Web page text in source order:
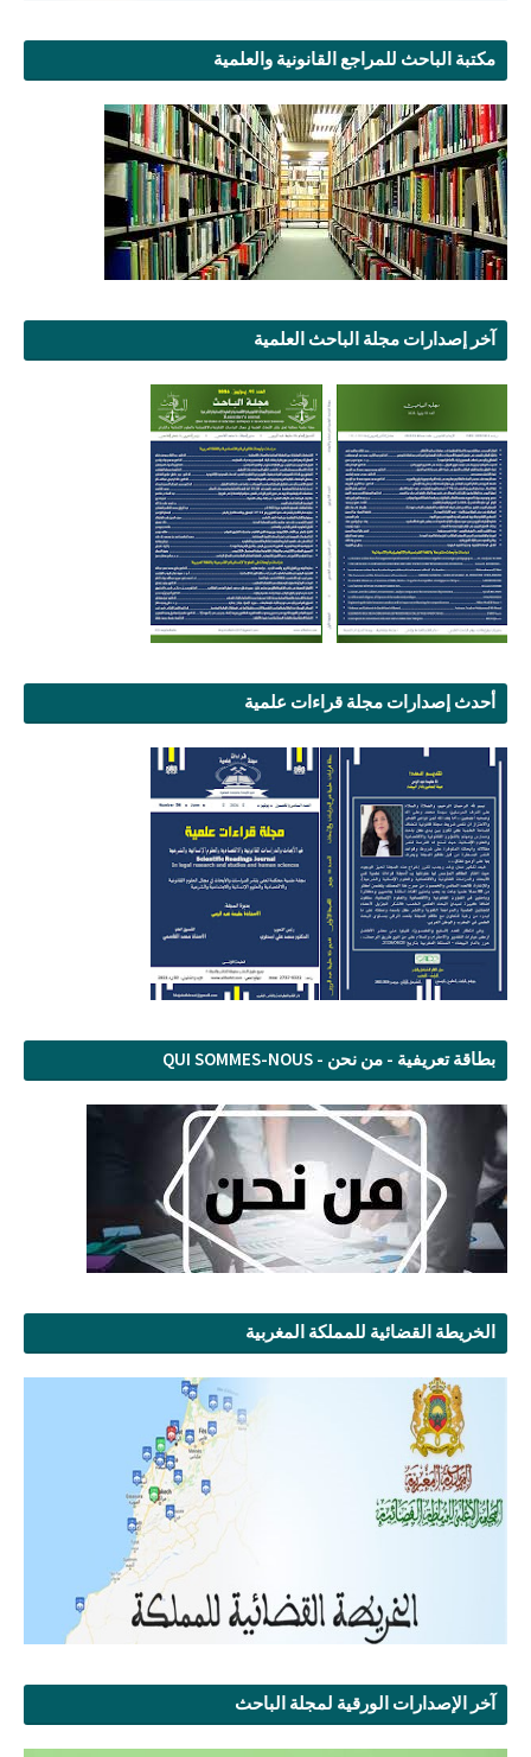
مكتبة الباحث للمراجع القانونية والعلمية
آخر إصدارات مجلة الباحث العلمية
أحدث إصدارات مجلة قراءات علمية
بطاقة تعريفية - من نحن - QUI SOMMES-NOUS
الخريطة القضائية للمملكة المغربية
آخر الإصدارات الورقية لمجلة الباحث